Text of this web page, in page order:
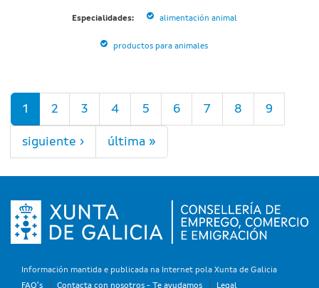
Especialidades: alimentación animal
productos para animales
Páginas
1 2 3 4 5 6 7 8 9
siguiente › última »
Información mantida e publicada na Internet pola Xunta de Galicia
FAQ's
Contacta con nosotros - Te ayudamos Legal